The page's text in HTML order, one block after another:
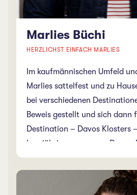
Marlies Büchi
HERZLICHST EINFACH MARLIES
Im kaufmännischen Umfeld
Marlies sattelfest und zu
bei verschiedenen
Beweis gestellt und sich dann
Destination – Davos Klosters
langjährig zugezogene Davos-
über die Vorzüge von Davos
und bedient Sie gerne mit
Dialekt. Haben Sie einen